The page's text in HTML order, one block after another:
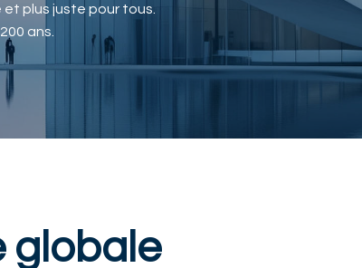
plus juste pour tous.
ans.
globale